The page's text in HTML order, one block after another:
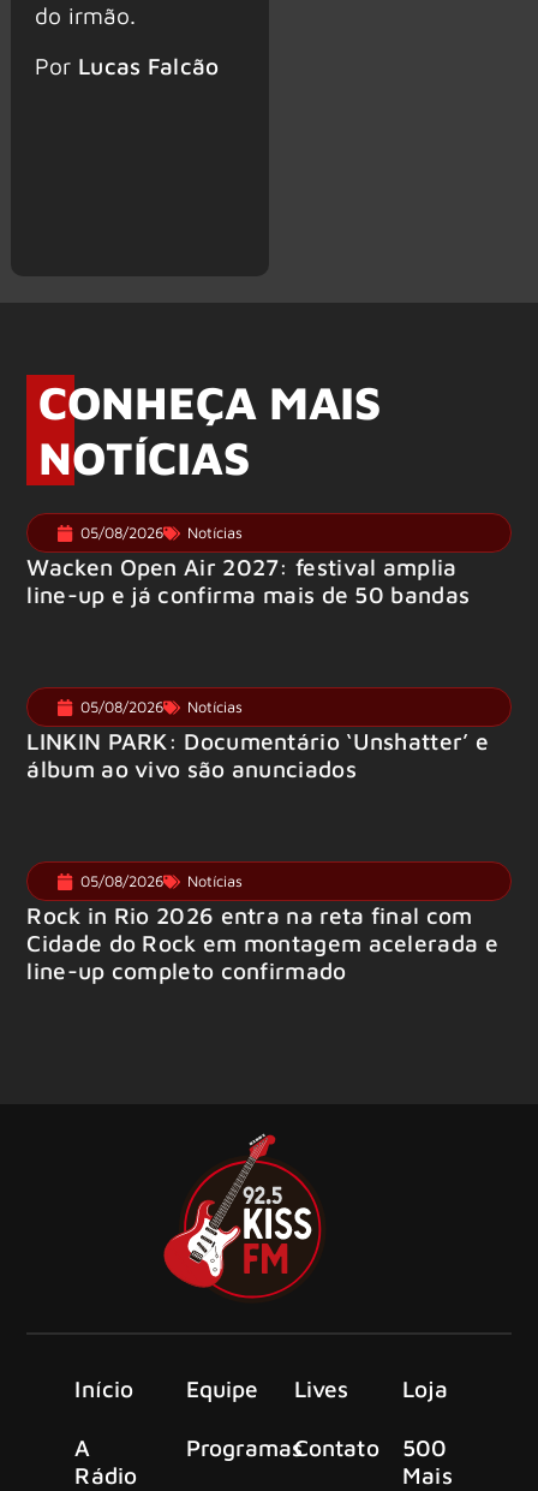
do irmão.
Por Lucas Falcão
CONHEÇA MAIS
NOTÍCIAS
05/08/2026 Notícias
Wacken Open Air 2027: festival amplia
line-up e já confirma mais de 50 bandas
05/08/2026 Notícias
LINKIN PARK: Documentário ‘Unshatter’ e
álbum ao vivo são anunciados
05/08/2026 Notícias
Rock in Rio 2026 entra na reta final com
Cidade do Rock em montagem acelerada e
line-up completo confirmado
Início
A
Rádio
Equipe
Programas
Lives
Contato
Loja
500
Mais